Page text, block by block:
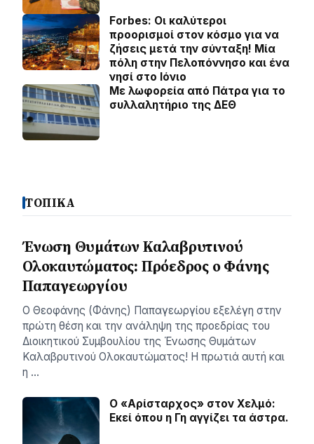
Forbes: Οι καλύτεροι
προορισμοί στον κόσμο για να
ζήσεις μετά την σύνταξη! Mία
πόλη στην Πελοπόννησο και ένα
νησί στο Ιόνιο
Με λωφορεία από Πάτρα για το
συλλαλητήριο της ΔΕΘ
ΤΟΠΙΚΑ
Ένωση Θυμάτων Καλαβρυτινού
Ολοκαυτώματος: Πρόεδρος ο Φάνης
Παπαγεωργίου
O Θεοφάνης (Φάνης) Παπαγεωργίου εξελέγη στην
πρώτη θέση και την ανάληψη της προεδρίας του
Διοικητικού Συμβουλίου της Ένωσης Θυμάτων
Καλαβρυτινού Ολοκαυτώματος! Η πρωτιά αυτή και
η …
Ο «Αρίσταρχος» στον Χελμό:
Εκεί όπου η Γη αγγίζει τα άστρα.